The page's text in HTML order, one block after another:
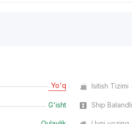
Yo'q Isitish Tizimi
G'isht Ship